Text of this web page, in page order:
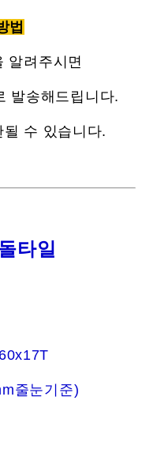
법
알려주시면
발송해드립니다.
수 있습니다.
타일
줄눈기준)